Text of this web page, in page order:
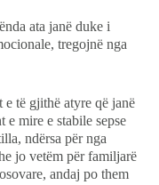
ata janë duke i
tregojnë nga
të gjithë atyre që janë
e mire e stabile sepse
ndërsa për nga
jo vetëm për familjarë
andaj po them